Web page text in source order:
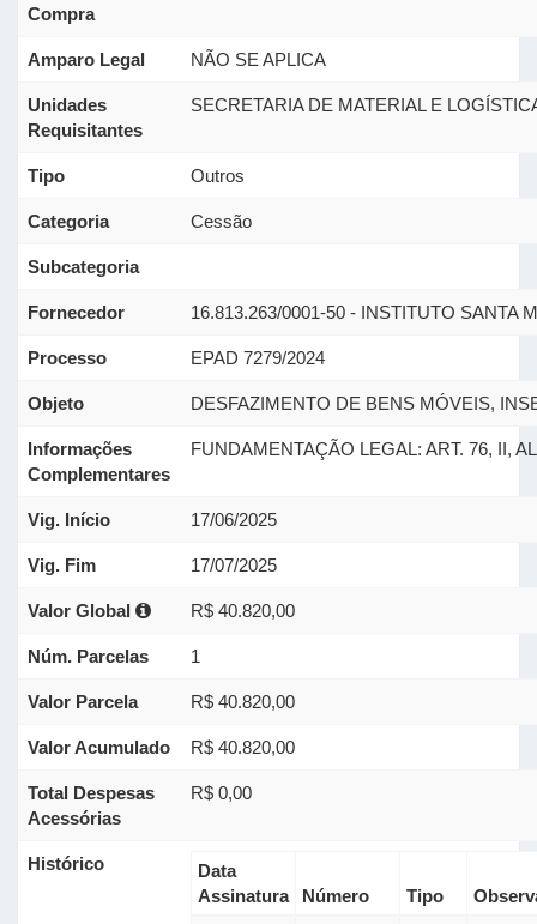
Compra
Amparo Legal NÃO SE APLICA
Unidades
Requisitantes
SECRETARIA DE MATERIAL E
Tipo Outros
Categoria Cessão
Subcategoria
Fornecedor 16.813.263/0001-50 - INSTITUTO SANTA
Processo EPAD 7279/2024
Objeto DESFAZIMENTO DE BENS MÓVEIS,
Informações
Complementares
FUNDAMENTAÇÃO LEGAL: ART. 76, II,
Vig. Início 17/06/2025
Vig. Fim 17/07/2025
Valor Global R$ 40.820,00
Núm. Parcelas 1
Valor Parcela R$ 40.820,00
Valor Acumulado R$ 40.820,00
Total Despesas
Acessórias
R$ 0,00
Histórico
Data
Assinatura
Número Tipo